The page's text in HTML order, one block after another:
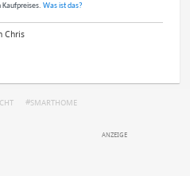
Was ist das?
Chris
SMARTHOME